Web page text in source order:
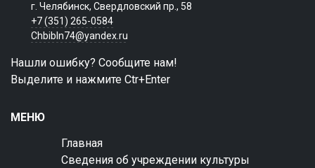
г. Челябинск, Свердловский пр., 58
+7 (351) 265-0584
Chbibln74@yandex.ru
Нашли ошибку? Сообщите нам!
Выделите и нажмите Ctr+Enter
МЕНЮ
Главная
Сведения об учреждении культуры